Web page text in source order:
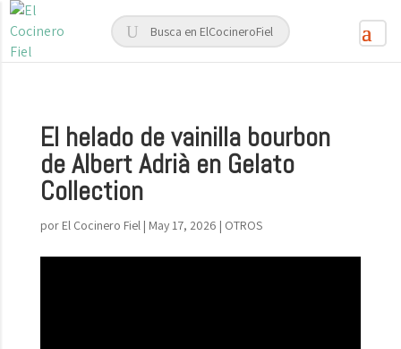
El helado de vainilla bourbon
de Albert Adrià en Gelato
Collection
por El Cocinero Fiel| May 17, 2026 | OTROS